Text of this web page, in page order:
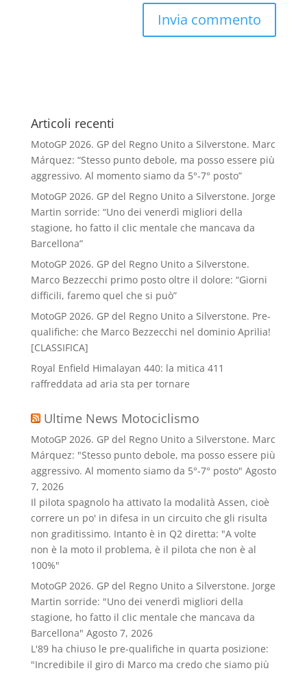
Articoli recenti
MotoGP 2026. GP del Regno Unito a Silverstone. Marc
Márquez: “Stesso punto debole, ma posso essere più
aggressivo. Al momento siamo da 5°-7° posto”
MotoGP 2026. GP del Regno Unito a Silverstone. Jorge
Martin sorride: “Uno dei venerdì migliori della
stagione, ho fatto il clic mentale che mancava da
Barcellona”
MotoGP 2026. GP del Regno Unito a Silverstone.
Marco Bezzecchi primo posto oltre il dolore: “Giorni
difficili, faremo quel che si può”
MotoGP 2026. GP del Regno Unito a Silverstone. Pre-
qualifiche: che Marco Bezzecchi nel dominio Aprilia!
[CLASSIFICA]
Royal Enfield Himalayan 440: la mitica 411
raffreddata ad aria sta per tornare
Ultime News Motociclismo
MotoGP 2026. GP del Regno Unito a Silverstone. Marc
Márquez: "Stesso punto debole, ma posso essere più
aggressivo. Al momento siamo da 5°-7° posto" Agosto
7, 2026
Il pilota spagnolo ha attivato la modalità Assen, cioè
correre un po' in difesa in un circuito che gli risulta
non graditissimo. Intanto è in Q2 diretta: "A volte
non è la moto il problema, è il pilota che non è al
100%"
MotoGP 2026. GP del Regno Unito a Silverstone. Jorge
Martin sorride: "Uno dei venerdì migliori della
stagione, ho fatto il clic mentale che mancava da
Barcellona" Agosto 7, 2026
L'89 ha chiuso le pre-qualifiche in quarta posizione:
"Incredibile il giro di Marco ma credo che siamo più